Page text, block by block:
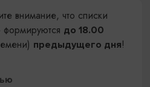
внимание, что списки
формируются до 18.00
предыдущего дня!